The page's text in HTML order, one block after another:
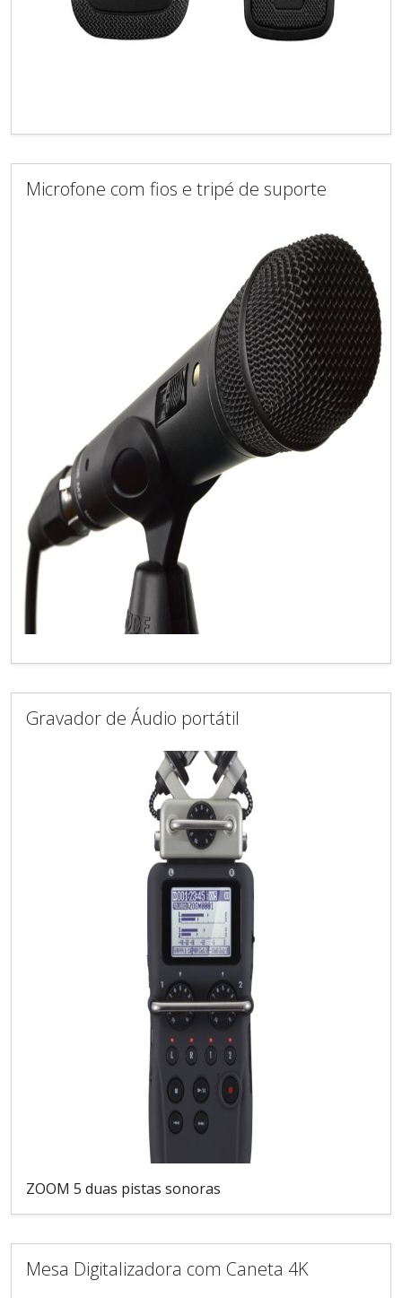
Microfone com fios e tripé de suporte
Gravador de Áudio portátil
ZOOM 5 duas pistas sonoras
Mesa Digitalizadora com Caneta 4K